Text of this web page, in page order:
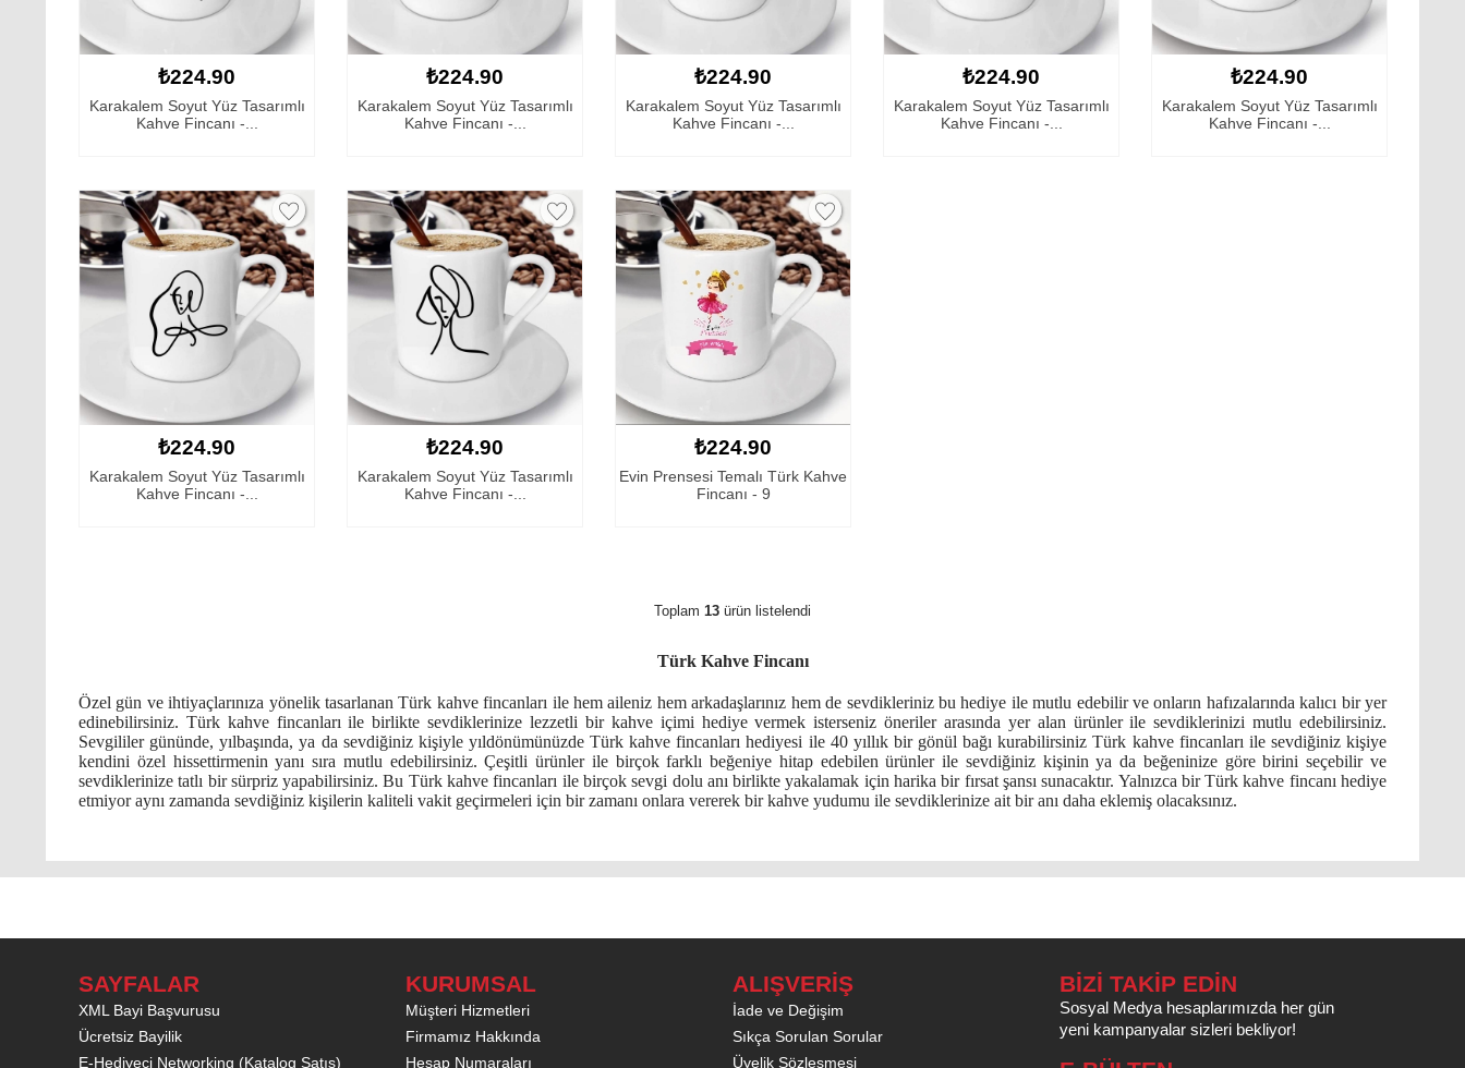
₺224.90
Karakalem Soyut Yüz Tasarımlı
Kahve Fincanı -...
₺224.90
Karakalem Soyut Yüz Tasarımlı
Kahve Fincanı -...
₺224.90
Karakalem Soyut Yüz Tasarımlı
Kahve Fincanı -...
₺224.90
Karakalem Soyut Yüz Tasarımlı
Kahve Fincanı -...
₺224.90
Karakalem Soyut Yüz Tasarımlı
Kahve Fincanı -...
₺224.90
Karakalem Soyut Yüz Tasarımlı
Kahve Fincanı -...
₺224.90
Karakalem Soyut Yüz Tasarımlı
Kahve Fincanı -...
₺224.90
Evin Prensesi Temalı Türk Kahve
Fincanı - 9
Toplam 13 ürün listelendi
Türk Kahve Fincanı
Özel gün ve ihtiyaçlarınıza yönelik tasarlanan Türk kahve fincanları ile hem aileniz hem arkadaşlarınız hem de sevdikleriniz bu hediye ile mutlu edebilir ve onların hafızalarında kalıcı bir yer
edinebilirsiniz. Türk kahve fincanları ile birlikte sevdiklerinize lezzetli bir kahve içimi hediye vermek isterseniz öneriler arasında yer alan ürünler ile sevdiklerinizi mutlu edebilirsiniz.
Sevgililer gününde, yılbaşında, ya da sevdiğiniz kişiyle yıldönümünüzde Türk kahve fincanları hediyesi ile 40 yıllık bir gönül bağı kurabilirsiniz Türk kahve fincanları ile sevdiğiniz kişiye
kendini özel hissettirmenin yanı sıra mutlu edebilirsiniz. Çeşitli ürünler ile birçok farklı beğeniye hitap edebilen ürünler ile sevdiğiniz kişinin ya da beğeninize göre birini seçebilir ve
sevdiklerinize tatlı bir sürpriz yapabilirsiniz. Bu Türk kahve fincanları ile birçok sevgi dolu anı birlikte yakalamak için harika bir fırsat şansı sunacaktır. Yalnızca bir Türk kahve fincanı hediye
etmiyor aynı zamanda sevdiğiniz kişilerin kaliteli vakit geçirmeleri için bir zamanı onlara vererek bir kahve yudumu ile sevdiklerinize ait bir anı daha eklemiş olacaksınız.
SAYFALAR
XML Bayi Başvurusu
Ücretsiz Bayilik
E-Hediyeci Networking (Katalog Satış)
KURUMSAL
Müşteri Hizmetleri
Firmamız Hakkında
Hesap Numaraları
ALIŞVERİŞ
İade ve Değişim
Sıkça Sorulan Sorular
Üyelik Sözleşmesi
BİZİ TAKİP EDİN
Sosyal Medya hesaplarımızda her gün
yeni kampanyalar sizleri bekliyor!